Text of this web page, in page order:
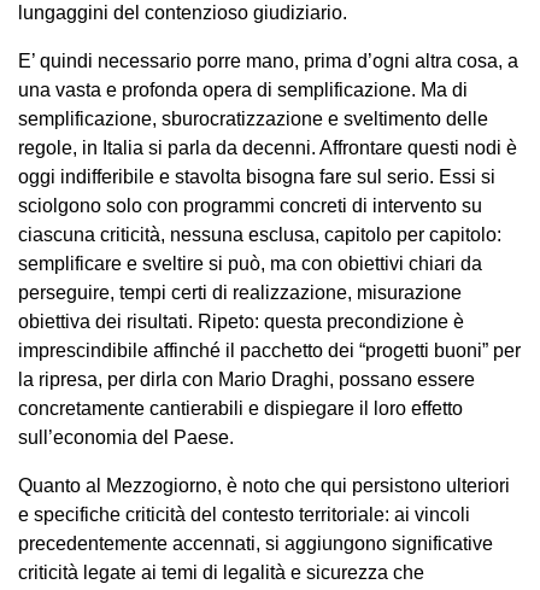
lungaggini del contenzioso giudiziario.
E’ quindi necessario porre mano, prima d’ogni altra cosa, a
una vasta e profonda opera di semplificazione. Ma di
semplificazione, sburocratizzazione e sveltimento delle
regole, in Italia si parla da decenni. Affrontare questi nodi è
oggi indifferibile e stavolta bisogna fare sul serio. Essi si
sciolgono solo con programmi concreti di intervento su
ciascuna criticità, nessuna esclusa, capitolo per capitolo:
semplificare e sveltire si può, ma con obiettivi chiari da
perseguire, tempi certi di realizzazione, misurazione
obiettiva dei risultati. Ripeto: questa precondizione è
imprescindibile affinché il pacchetto dei “progetti buoni” per
la ripresa, per dirla con Mario Draghi, possano essere
concretamente cantierabili e dispiegare il loro effetto
sull’economia del Paese.
Quanto al Mezzogiorno, è noto che qui persistono ulteriori
e specifiche criticità del contesto territoriale: ai vincoli
precedentemente accennati, si aggiungono significative
criticità legate ai temi di legalità e sicurezza che